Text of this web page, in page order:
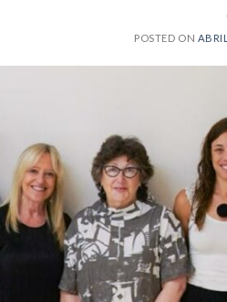
POSTED ON